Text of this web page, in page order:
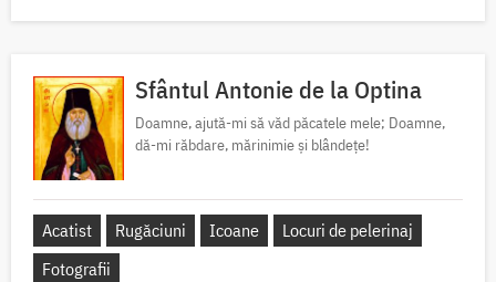
Sfântul Antonie de la Optina
Doamne, ajută-mi să văd păcatele mele; Doamne,
dă-mi răbdare, mărinimie şi blândeţe!
Acatist Rugăciuni Icoane
Locuri de pelerinaj
Fotografii